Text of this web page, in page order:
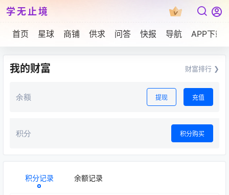
学无止境
首页 星球 商铺 供求 问答 快报 导航 APP下载
我的财富 财富排行 ❯
余额 提现 充值
积分 积分购买
积分记录 余额记录